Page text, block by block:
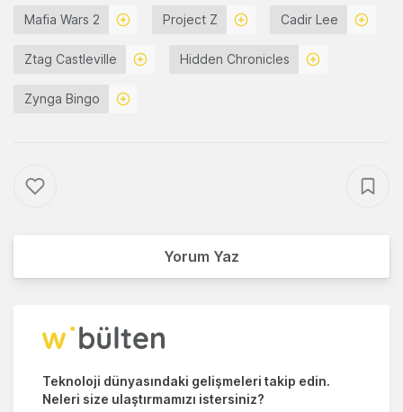
Mafia Wars 2 Project Z Cadir Lee
Ztag Castleville Hidden Chronicles
Zynga Bingo
Yorum Yaz
Teknoloji dünyasındaki gelişmeleri takip edin.
Neleri size ulaştırmamızı istersiniz?